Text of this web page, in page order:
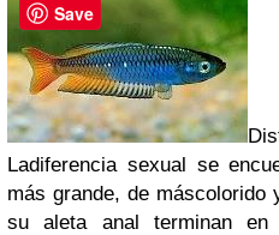
Ladiferencia sexual se
más grande, de
su aleta anal terminan en
Save